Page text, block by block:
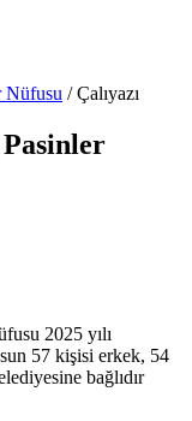
Nüfusu /Çalıyazı
Pasinler
2025 yılı
57 kişisi erkek, 54
bağlıdır